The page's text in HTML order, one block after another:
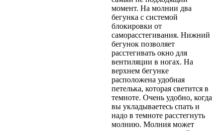
момент. На молнии два
бегунка с системой
блокировки от
саморасстегивания. Нижний
бегунок позволяет
расстегивать окно для
вентиляции в ногах. На
верхнем бегунке
расположена удобная
петелька, которая светится в
темноте. Очень удобно, когда
вы укладываетесь спать и
надо в темноте расстегнуть
молнию. Молния может